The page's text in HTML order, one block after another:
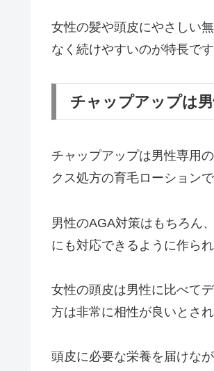
女性の髪や頭皮にやさしい
なく続けやすいのが特長です
チャップアップは
チャップアップは男性専用
クス処方の育毛ローションで
男性のAGA対策はもちろん
にも対応できるように作ら
女性の頭皮は男性に比べて
方は非常に相性が良いとされ
頭皮に必要な栄養を届けな